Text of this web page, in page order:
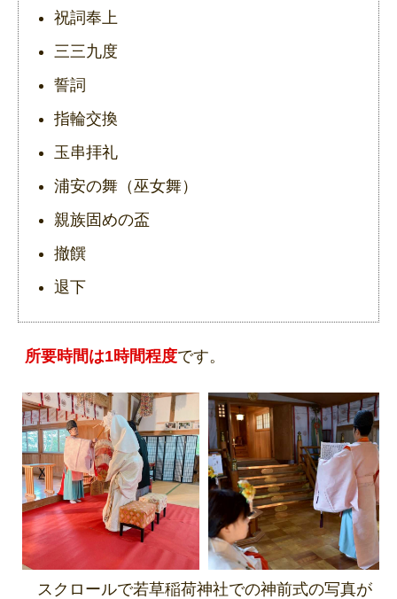
祝詞奉上
三三九度
誓詞
指輪交換
玉串拝礼
浦安の舞（巫女舞）
親族固めの盃
撤饌
退下
所要時間は1時間程度です。
スクロールで若草稲荷神社での神前式の写真が